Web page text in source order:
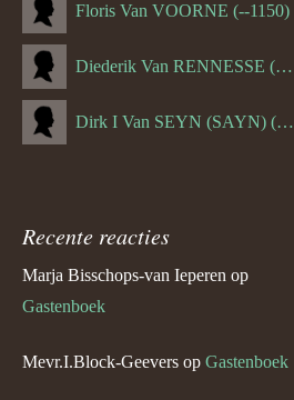
Floris Van VOORNE (--1150)
Diederik Van RENNESSE (--1144)
Dirk I Van SEYN (SAYN) (--1120)
Recente reacties
Marja Bisschops-van Ieperen op
Gastenboek
Mevr.I.Block-Geevers op Gastenboek